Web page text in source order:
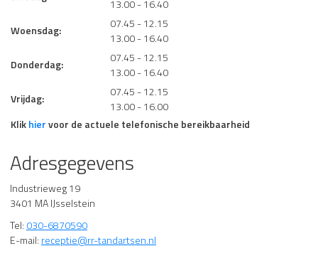
13.00 - 16.40
Woensdag:
07.45 - 12.15
13.00 - 16.40
Donderdag:
07.45 - 12.15
13.00 - 16.40
Vrijdag:
07.45 - 12.15
13.00 - 16.00
Klikhiervoor de actuele telefonische bereikbaarheid
Adresgegevens
Industrieweg 19
3401 MA IJsselstein
Tel: 030-6870590
E-mail: receptie@rr-tandartsen.nl